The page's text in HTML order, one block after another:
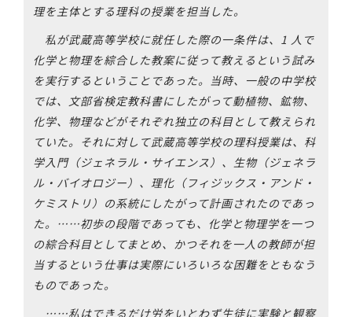
理を主体とする理科の授業を担当した。
私が武蔵高等学校に就任した際の一条件は、1 人で
化学と物理を綜合した教案に従って教えるという試み
を実行するということであった。当時、一般の中学校
では、文部省検定教科書にしたがって動植物、鉱物、
化学、物理などがそれぞれ独立の科目として教えられ
ていた。それに対して武蔵高等学校の理科授業は、科
学入門（ジェネラル・サイエンス）、生物（ジェネラ
ル・バイオロジー）、理化（フィジックス・アンド・
ケミストリ）の系統にしたがって計画されたのであっ
た。……初歩の段階であっても、化学と物理学を一つ
の綜合科目としてまとめ、かつそれを一人の教師が担
当するという仕事は実際にいろいろな困難をともなう
ものであった。
……私はできるだけ労をいとわず生徒に実験と観察